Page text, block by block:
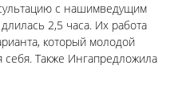
с нашимведущим
2,5 часа. Их работа
который молодой
Также Ингапредложила